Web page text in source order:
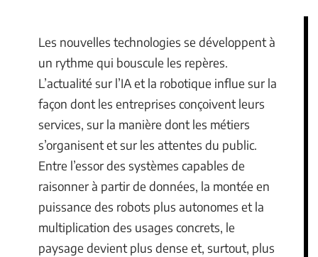
Les nouvelles technologies se développent à
un rythme qui bouscule les repères.
L’actualité sur l’IA et la robotique influe sur la
façon dont les entreprises conçoivent leurs
services, sur la manière dont les métiers
s’organisent et sur les attentes du public.
Entre l’essor des systèmes capables de
raisonner à partir de données, la montée en
puissance des robots plus autonomes et la
multiplication des usages concrets, le
paysage devient plus dense et, surtout, plus